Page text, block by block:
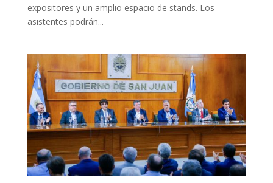
expositores y un amplio espacio de stands. Los
asistentes podrán...